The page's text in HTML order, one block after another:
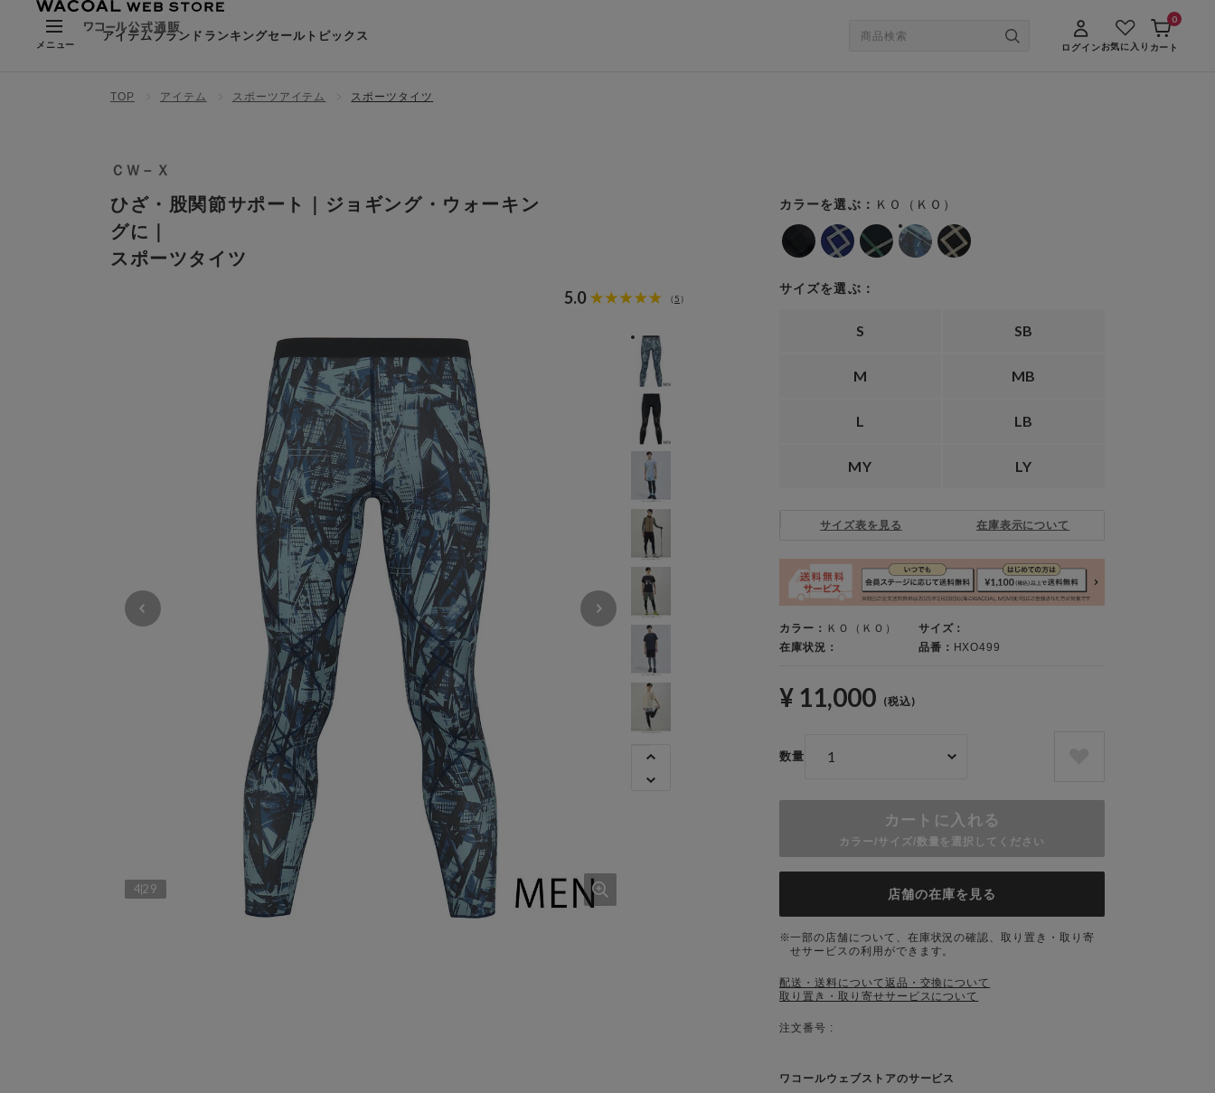
メニュー
アイテムブランド ランキングセールトピックス
ログインお気に入り カート
0
TOP アイテム スポーツアイテム スポーツタイツ
ＣＷ－Ｘ
ひざ・股関節サポート｜ジョギング・ウォーキン
グに｜
スポーツタイツ
5.0
（ 5 ）
429
カラーを選ぶ： ＫＯ（ＫＯ）
サイズを選ぶ：
S SB
M MB
L LB
MY LY
サイズ表を見る 在庫表示について
カラー： ＫＯ（ＫＯ）
サイズ：
在庫状況：
品番： HXO499
¥ 11,000 (税込)
数量
カートに入れる
カラー/サイズ/数量を選択してください
店舗の在庫を見る
一部の店舗について、在庫状況の確認、取り置き・取り寄
せサービスの利用ができます。
配送・送料について返品・交換について
取り置き・取り寄せサービスについて
注文番号 :
ワコールウェブストアのサービス